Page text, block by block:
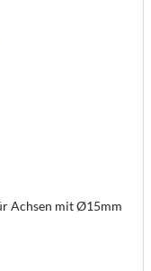
Achsen mit Ø15mm